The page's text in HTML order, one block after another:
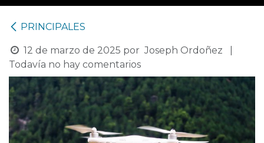
PRINCIPALES
12 de marzo de 2025 por Joseph Ordoñez
Todavía no hay comentarios